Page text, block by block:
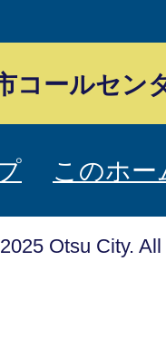
コールセン
このホ
Otsu City.